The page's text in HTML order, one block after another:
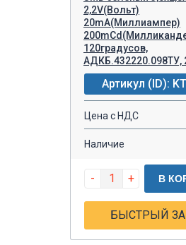
2,2V(Вольт)
20mA(Миллиампер)
120градусов,
АДКБ.432220.098ТУ,
Артикул (ID):
Цена с НДС
Наличие
- + В
БЫСТРЫЙ